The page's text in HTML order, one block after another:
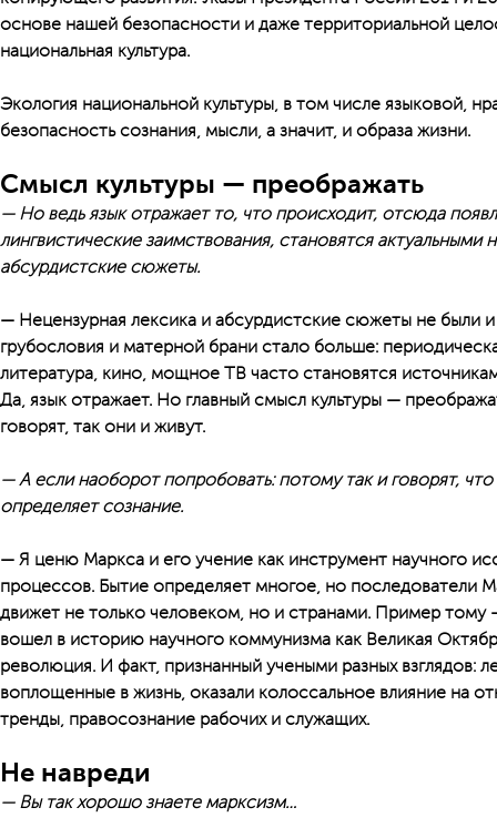
основе нашей безопасности и даже территориальной
национальная культура.
Экология национальной культуры, в том числе языковой,
безопасность сознания, мысли, а значит, и образа жизни.
Смысл культуры — преображать
— Но ведь язык отражает то, что происходит, отсюда
лингвистические заимствования, становятся актуальными
абсурдистские сюжеты.
— Нецензурная лексика и абсурдистские сюжеты не были и
грубо­словия и матерной брани стало больше:
литература, кино, мощное ТВ часто становятся
Да, язык отражает. Но главный смысл культуры —
говорят, так они и живут.
— А если наоборот попробовать: потому так и говорят,
определяет сознание.
— Я ценю Маркса и его учение как инструмент научного
процессов. Бытие определяет многое, но последователи
движет не только человеком, но и странами. Пример тому
вошел в историю научного коммунизма как Великая
революция. И факт, признанный учеными разных взглядов:
воплощенные в жизнь, оказали колоссальное влияние на
тренды, правосознание рабочих и служащих.
Не навреди
— Вы так хорошо знаете марксизм…